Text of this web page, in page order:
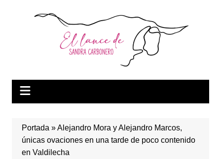
Portada »Alejandro Mora y Alejandro Marcos,
únicas ovaciones en una tarde de poco contenido
en Valdilecha